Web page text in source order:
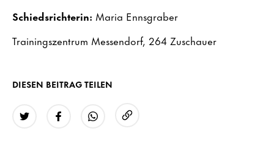
Schiedsrichterin: Maria Ennsgraber
Trainingszentrum Messendorf, 264 Zuschauer
DIESEN BEITRAG TEILEN